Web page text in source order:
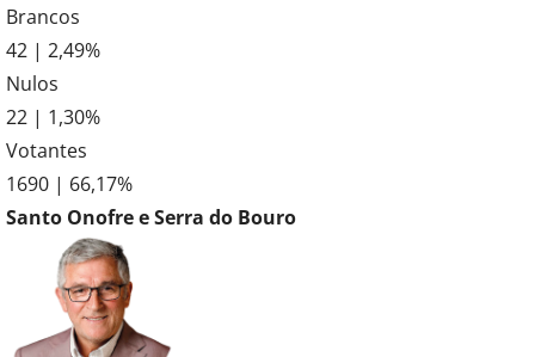
Brancos
42 | 2,49%
Nulos
22 | 1,30%
Votantes
1690 | 66,17%
Santo Onofre e Serra do Bouro